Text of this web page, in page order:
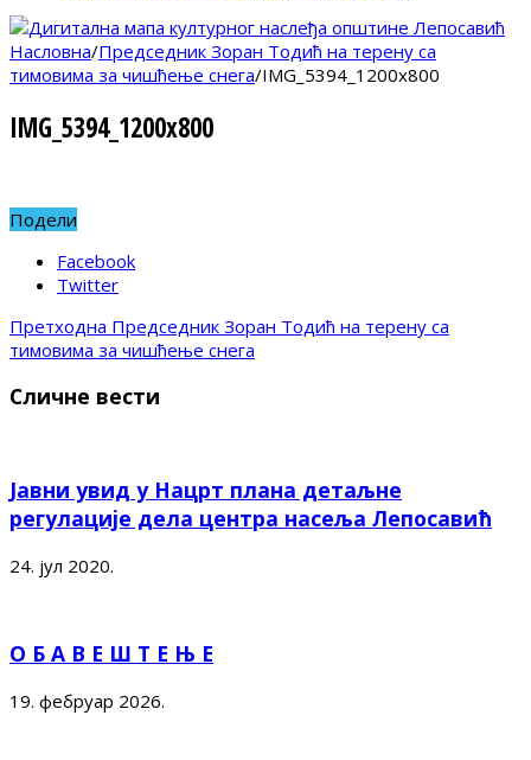
Насловна/Председник Зоран Тодић на терену са
тимовима за чишћење снега/IMG_5394_1200x800
IMG_5394_1200x800
Подели
Facebook
Twitter
Претходна Председник Зоран Тодић на терену са
тимовима за чишћење снега
Сличне вести
Јавни увид у Нацрт плана детаљне
регулације дела центра насеља Лепосавић
24. јул 2020.
О Б А В Е Ш Т Е Њ Е
19. фебруар 2026.